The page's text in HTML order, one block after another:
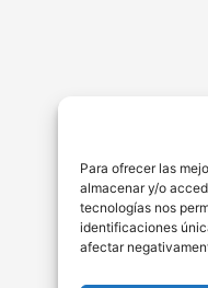
Para ofrecer las
almacenar y/o
tecnologías nos
identificaciones
afectar